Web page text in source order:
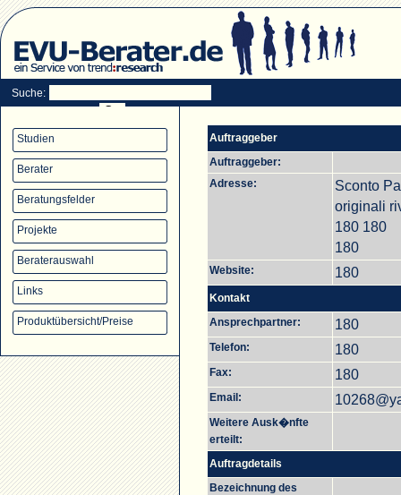
Suche:
Studien
Berater
Beratungsfelder
Projekte
Beraterauswahl
Links
Produktübersicht/Preise
Auftraggeber
Auftraggeber:
Adresse:
Sconto
originali
180 180
180
Website: 180
Kontakt
Ansprechpartner:
180
Telefon: 180
Fax: 180
Email:
Weitere Ausk�nfte
erteilt:
Auftragdetails
Bezeichnung des